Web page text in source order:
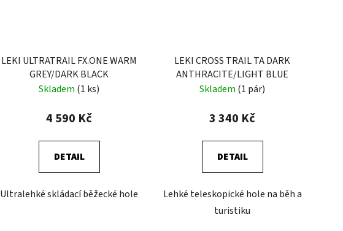
LEKI ULTRATRAIL FX.ONE WARM
GREY/DARK BLACK
Skladem (1 ks)
4 590 Kč
DETAIL
Ultralehké skládací běžecké hole
LEKI CROSS TRAIL TA DARK
ANTHRACITE/LIGHT BLUE
Skladem (1 pár)
3 340 Kč
DETAIL
Lehké teleskopické hole na běh a
turistiku